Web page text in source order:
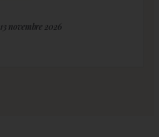
par vendredi 13 novembre à 17h30 - 13 novembre 2026